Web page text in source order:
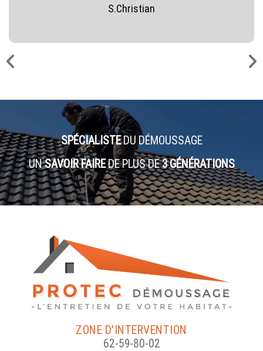
S.Christian
SPÉCIALISTEDU DÉMOUSSAGE
UNSAVOIR FAIREDE PLUS DE3 GÉNÉRATIONS
ZONE D'INTERVENTION
62-59-80-02